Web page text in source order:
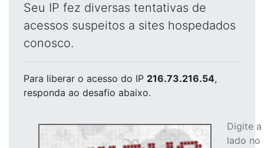
Seu IP fez diversas tentativas de
acessos suspeitos a sites hospedados
conosco.
Para liberar o acesso do IP 216.73.216.54,
responda ao desafio abaixo.
Digite
lado no